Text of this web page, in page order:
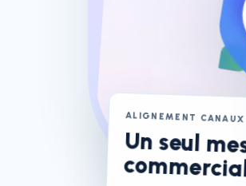
ALIGNEMENT CANAUX
Un seul